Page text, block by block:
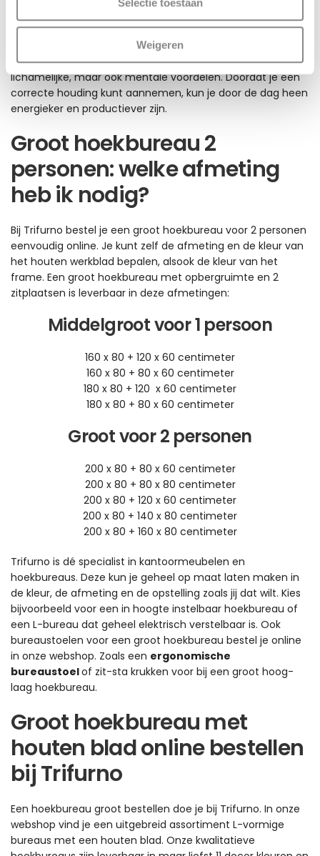
Selectie toestaan
Weigeren
hebben een ergonomisch design. Dat betekent dat je altijd
de juiste werkhouding kunt aannemen, mede omdat ze zijn
ontwikkeld volgens de voorschriften van de ARBO. Dit heeft
lichamelijke, maar ook mentale voordelen. Doordat je een
correcte houding kunt aannemen, kun je door de dag heen
energieker en productiever zijn.
Groot hoekbureau 2
personen: welke afmeting
heb ik nodig?
Bij Trifurno bestel je een groot hoekbureau voor 2 personen
eenvoudig online. Je kunt zelf de afmeting en de kleur van
het houten werkblad bepalen, alsook de kleur van het
frame. Een groot hoekbureau met opbergruimte en 2
zitplaatsen is leverbaar in deze afmetingen:
Middelgroot voor 1 persoon
160 x 80 + 120 x 60 centimeter
160 x 80 + 80 x 60 centimeter
180 x 80 + 120 x 60 centimeter
180 x 80 + 80 x 60 centimeter
Groot voor 2 personen
200 x 80 + 80 x 60 centimeter
200 x 80 + 80 x 80 centimeter
200 x 80 + 120 x 60 centimeter
200 x 80 + 140 x 80 centimeter
200 x 80 + 160 x 80 centimeter
Trifurno is dé specialist in kantoormeubelen en
hoekbureaus. Deze kun je geheel op maat laten maken in
de kleur, de afmeting en de opstelling zoals jij dat wilt. Kies
bijvoorbeeld voor een in hoogte instelbaar hoekbureau of
een L-bureau dat geheel elektrisch verstelbaar is. Ook
bureaustoelen voor een groot hoekbureau bestel je online
in onze webshop. Zoals een ergonomische
bureaustoelof zit-sta krukken voor bij een groot hoog-
laag hoekbureau.
Groot hoekbureau met
houten blad online bestellen
bij Trifurno
Een hoekbureau groot bestellen doe je bij Trifurno. In onze
webshop vind je een uitgebreid assortiment L-vormige
bureaus met een houten blad. Onze kwalitatieve